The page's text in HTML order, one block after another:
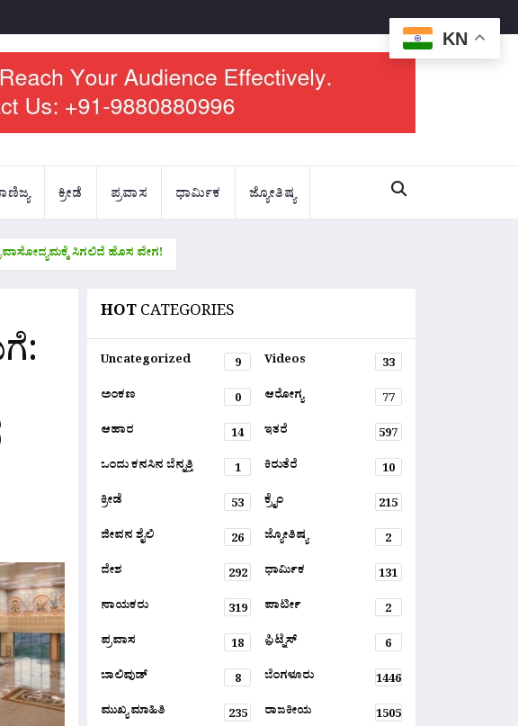
ಕ್ರೀಡೆ ಪ್ರವಾಸ ಧಾರ್ಮಿಕ ಜ್ಯೋತಿಷ್ಯ
ಸಿಗಲಿದೆ ಹೊಸ ವೇಗ!
HOTCATEGORIES
Uncategorized 9 Videos
33
ಅಂಕಣ
0 ಆರೋಗ್ಯ
77
ಆಹಾರ
14 ಇತರೆ
597
ಒಂದು ಕನಸಿನ ಬೆನ್ನತ್ತಿ
1 ಕಿರುತೆರೆ
10
ಕ್ರೀಡೆ
53 ಕ್ರೈಂ
215
ಜೀವನ ಶೈಲಿ
26 ಜ್ಯೋತಿಷ್ಯ
2
ದೇಶ
292 ಧಾರ್ಮಿಕ
131
ನಾಯಕರು
319 ಪಾರ್ಟೀ
2
ಪ್ರವಾಸ
18 ಫ಼ಿಟ್ನೆಸ್
6
ಬಾಲಿವುಡ್
8 ಬೆಂಗಳೂರು
1446
ಮುಖ್ಯ ಮಾಹಿತಿ
235 ರಾಜಕೀಯ
1505
KN